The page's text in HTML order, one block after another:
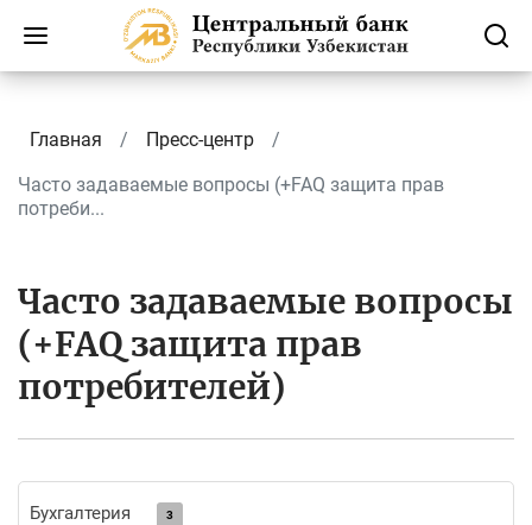
Главная
Пресс-центр
Часто задаваемые вопросы (+FAQ защита прав
потреби...
Часто задаваемые вопросы
(+FAQ защита прав
потребителей)
Бухгалтерия 3